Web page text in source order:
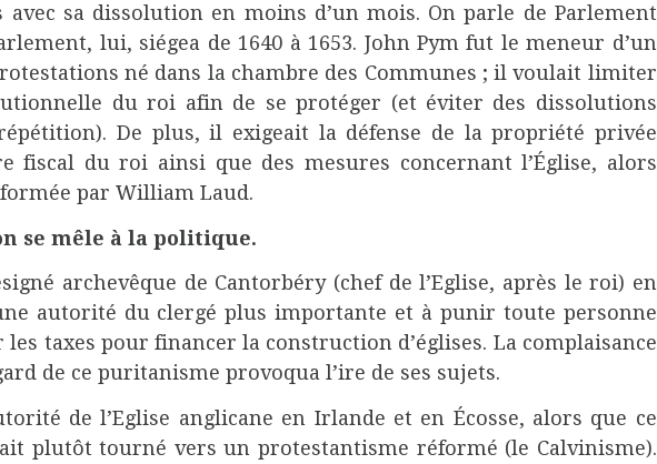
avec sa dissolution en moins d’un mois. On parle de Parlement
lui, siégea de 1640 à 1653. John Pym fut le meneur d’un
né dans la chambre des Communes ; il voulait limiter
du roi afin de se protéger (et éviter des dissolutions
De plus, il exigeait la défense de la propriété privée
fiscal du roi ainsi que des mesures concernant l’Église, alors
par William Laud.
se mêle à la politique.
archevêque de Cantorbéry (chef de l’Eglise, après le roi) en
autorité du clergé plus importante et à punir toute personne
les taxes pour financer la construction d’églises. La complaisance
de ce puritanisme provoqua l’ire de ses sujets.
de l’Eglise anglicane en Irlande et en Écosse, alors que ce
plutôt tourné vers un protestantisme réformé (le Calvinisme).